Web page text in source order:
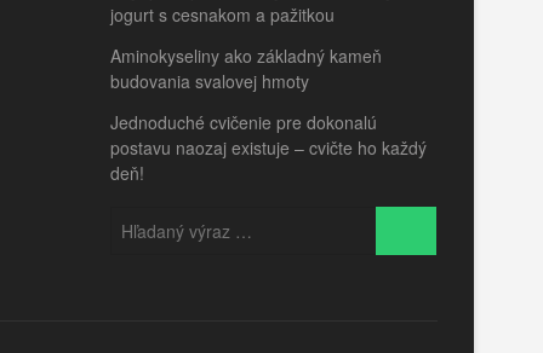
jogurt s cesnakom a pažitkou
Aminokyseliny ako základný kameň
budovania svalovej hmoty
Jednoduché cvičenie pre dokonalú
postavu naozaj existuje – cvičte ho každý
deň!